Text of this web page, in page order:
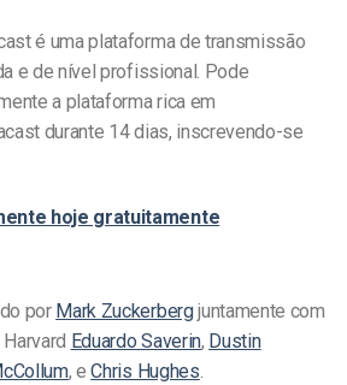
é uma plataforma de transmissão
e de nível profissional. Pode
a plataforma rica em
durante 14 dias, inscrevendo-se
hoje gratuitamente
por Mark Zuckerbergjuntamente com
Eduardo Saverin, Dustin
, eChris Hughes.